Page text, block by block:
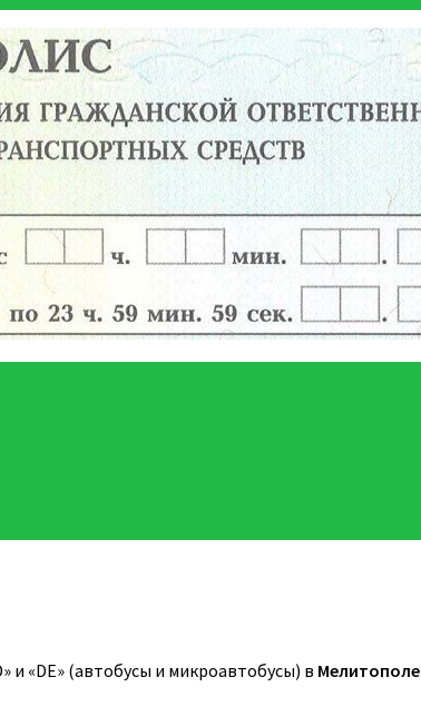
«DE» (автобусы и микроавтобусы) в Мелитополе